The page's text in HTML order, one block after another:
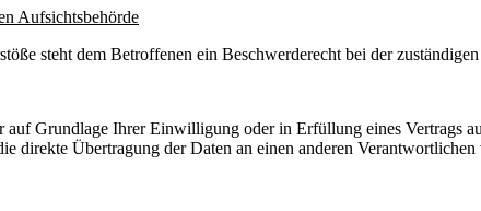
Aufsichtsbehörde
steht dem Betroffenen ein Beschwerderecht bei der
auf Grundlage Ihrer Einwilligung oder in Erfüllung eines Vertrags
direkte Übertragung der Daten an einen anderen